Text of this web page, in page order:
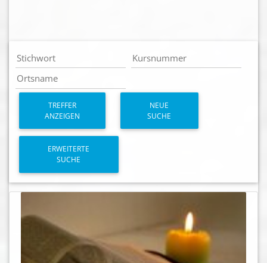
TREFFER
ANZEIGEN
NEUE
SUCHE
ERWEITERTE
SUCHE